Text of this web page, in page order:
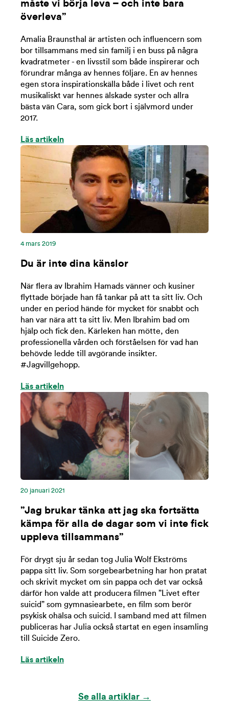
måste vi börja leva – och inte bara
överleva”
Amalia Braunsthal är artisten och influencern som
bor tillsammans med sin familj i en buss på några
kvadratmeter - en livsstil som både inspirerar och
förundrar många av hennes följare. En av hennes
egen stora inspirationskälla både i livet och rent
musikaliskt var hennes älskade syster och allra
bästa vän Cara, som gick bort i självmord under
2017.
Läs artikeln
4 mars 2019
Du är inte dina känslor
När flera av Ibrahim Hamads vänner och kusiner
flyttade började han få tankar på att ta sitt liv. Och
under en period hände för mycket för snabbt och
han var nära att ta sitt liv. Men Ibrahim bad om
hjälp och fick den. Kärleken han mötte, den
professionella vården och förståelsen för vad han
behövde ledde till avgörande insikter.
#Jagvillgehopp.
Läs artikeln
20 januari 2021
”Jag brukar tänka att jag ska fortsätta
kämpa för alla de dagar som vi inte fick
uppleva tillsammans”
För drygt sju år sedan tog Julia Wolf Ekströms
pappa sitt liv. Som sorgebearbetning har hon pratat
och skrivit mycket om sin pappa och det var också
därför hon valde att producera filmen ”Livet efter
suicid” som gymnasiearbete, en film som berör
psykisk ohälsa och suicid. I samband med att filmen
publiceras har Julia också startat en egen insamling
till Suicide Zero.
Läs artikeln
Se alla artiklar →